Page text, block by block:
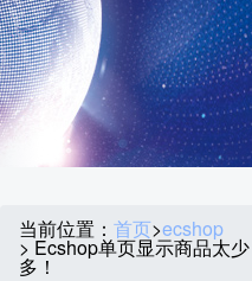
当前位置： 首页>ecshop
> Ecshop单页显示商品太
多！